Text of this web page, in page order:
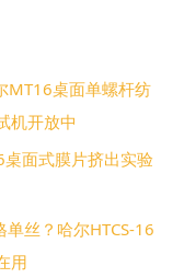
MT16桌面单螺杆纺
机开放中
面式膜片挤出实验
丝？哈尔HTCS-16
用